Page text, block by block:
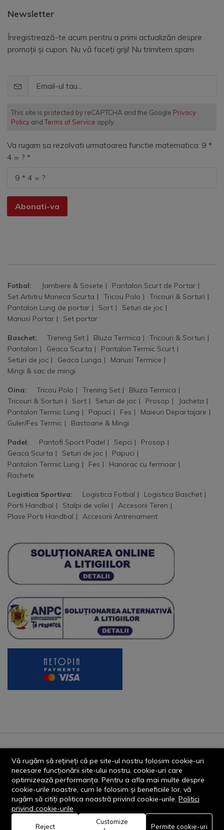
Newsletter
Înregistrează-te acum pentru a primi actualizări despre
promoții și cupon. Nu vă faceți griji! Nu trimitem spam
This site is protected by reCAPTCHA and the Google Privacy
Policy andTerms of Service apply.
Va rugam sa rezolvati urmatoarea functie matematica: 9 *
4 = ?
Abonati-va
Fotbal: Jambiere & Sosete
Pantalon Scurt de Portar
Set Arbitru Maneca Scurta
Tricou Polo
Tricouri & Sorturi
Pantalon Lung de portar
Sort
Seturi de joc
Manusi Portar
Set portar
Baschet: Trening Set Bluza Termica
Tricouri & Sorturi
Pantalon
Geaca Scurta
Pantalon Termic Scurt
Seturi de joc
Geaca Lunga
Manusi Termice
Mingi & sac de mingi
Oina: Tricou Polo Trening Set
Bluza Termica
Tricouri & Sorturi
Sort Seturi de joc Prosop
Jacheta
Pantalon Termic Lung
Papuci Fes
Maieuri Departajare
Guler/Fes Termic
Bastoane & Mingi
Padel: Pantofi Sport Padel Sepci
Prosop
Geaca Scurta
Seturi de joc
Papuci
Pantalon Termic Lung
Fes
Hanorac cu fermoar
Rachete
Logistica Sportiva: Logistica Fotbal
Logistica Baschet
Porti Handbal
Stalpi de volei
Accesorii Teren
Plase Porti Handbal
Accesorii Antrenament
© 2013-2026 - Dornik Total Services S.R.L. CUI 32211812
Reg.Com. J13/1996/2013, Str. Transilvaniei, Nr. 19A
Rămâi conectat:
0
Vă rugăm să rețineți că pe site-ul nostru folosim cookie-uri
necesare funcționării site-ului nostru, cookie-uri care
optimizează performanța. Pentru a afla mai multe despre
cookie-urile noastre, cum le folosim și beneficiile lor, vă
rugăm să citiți politica noastră privind cookie-urile. Politici
privind cookie-urile
Reject
Customize
Permite cookie-uri